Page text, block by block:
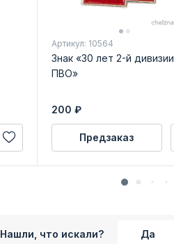
Артикул: 10564
Знак «30 лет 2-й дивизии
ПВО»
200 ₽
Предзаказ
Нашли, что искали? Да